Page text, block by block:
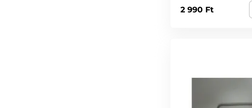
2 990 Ft